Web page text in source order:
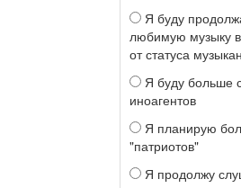
Я буду
любимую музыку
от статуса
Я буду больше
иноагентов
Я планирую
"патриотов"
Я продолжу